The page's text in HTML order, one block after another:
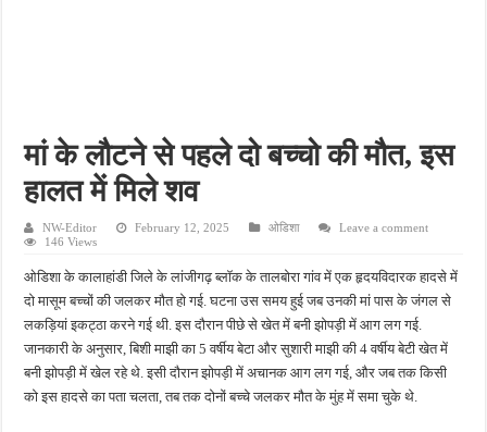
वाराणसी में देर रात खूनी हमला, साड़ी कारीगर की मौत; दो लोग गंभीर रूप से घायल
मां के लौटने से पहले दो बच्चो की मौत, इस
हालत में मिले शव
NW-Editor February 12, 2025 ओडिशा
Leave a comment
146 Views
ओडिशा के कालाहांडी जिले के लांजीगढ़ ब्लॉक के तालबोरा गांव में एक हृदयविदारक हादसे में
दो मासूम बच्चों की जलकर मौत हो गई. घटना उस समय हुई जब उनकी मां पास के जंगल से
लकड़ियां इकट्ठा करने गई थी. इस दौरान पीछे से खेत में बनी झोपड़ी में आग लग गई.
जानकारी के अनुसार, बिशी माझी का 5 वर्षीय बेटा और सुशारी माझी की 4 वर्षीय बेटी खेत में
बनी झोपड़ी में खेल रहे थे. इसी दौरान झोपड़ी में अचानक आग लग गई, और जब तक किसी
को इस हादसे का पता चलता, तब तक दोनों बच्चे जलकर मौत के मुंह में समा चुके थे.